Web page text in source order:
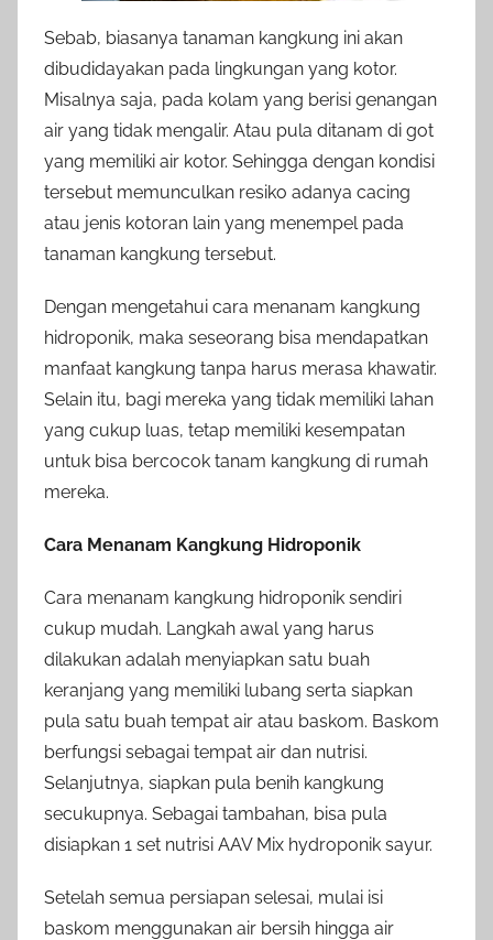
Sebab, biasanya tanaman kangkung ini akan
dibudidayakan pada lingkungan yang kotor.
Misalnya saja, pada kolam yang berisi genangan
air yang tidak mengalir. Atau pula ditanam di got
yang memiliki air kotor. Sehingga dengan kondisi
tersebut memunculkan resiko adanya cacing
atau jenis kotoran lain yang menempel pada
tanaman kangkung tersebut.
Dengan mengetahui cara menanam kangkung
hidroponik, maka seseorang bisa mendapatkan
manfaat kangkung tanpa harus merasa khawatir.
Selain itu, bagi mereka yang tidak memiliki lahan
yang cukup luas, tetap memiliki kesempatan
untuk bisa bercocok tanam kangkung di rumah
mereka.
Cara Menanam Kangkung Hidroponik
Cara menanam kangkung hidroponik sendiri
cukup mudah. Langkah awal yang harus
dilakukan adalah menyiapkan satu buah
keranjang yang memiliki lubang serta siapkan
pula satu buah tempat air atau baskom. Baskom
berfungsi sebagai tempat air dan nutrisi.
Selanjutnya, siapkan pula benih kangkung
secukupnya. Sebagai tambahan, bisa pula
disiapkan 1 set nutrisi AAV Mix hydroponik sayur.
Setelah semua persiapan selesai, mulai isi
baskom menggunakan air bersih hingga air